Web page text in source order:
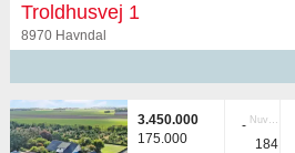
Troldhusvej 1
8970 Havndal
3.450.000
175.000
- Nuvær.
184